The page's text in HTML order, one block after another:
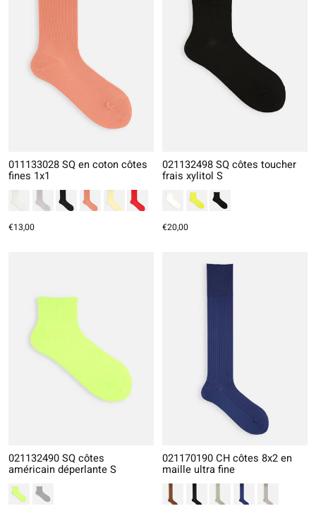
011133028 SQ en coton côtes
fines 1x1
€13,00
021132498 SQ côtes toucher
frais xylitol S
€20,00
021132490 SQ côtes
américain déperlante S
021170190 CH côtes 8x2 en
maille ultra fine